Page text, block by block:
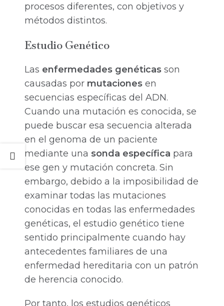
procesos diferentes, con objetivos y
métodos distintos.
Estudio Genético
Las enfermedades genéticas son
causadas por mutaciones en
secuencias específicas del ADN.
Cuando una mutación es conocida, se
puede buscar esa secuencia alterada
en el genoma de un paciente
mediante una sonda específica para
ese gen y mutación concreta. Sin
embargo, debido a la imposibilidad de
examinar todas las mutaciones
conocidas en todas las enfermedades
genéticas, el estudio genético tiene
sentido principalmente cuando hay
antecedentes familiares de una
enfermedad hereditaria con un patrón
de herencia conocido.
Por tanto, los estudios genéticos